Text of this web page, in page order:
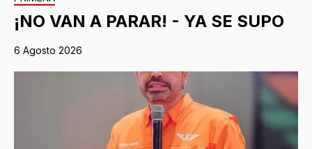
¡NO VAN A PARAR! - YA SE SUPO
6 Agosto 2026